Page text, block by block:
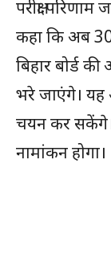
परीक्षा
कहा कि अब
बिहार बोर्ड
भरे जाएंगे। यह
चयन कर
नामांकन होगा।